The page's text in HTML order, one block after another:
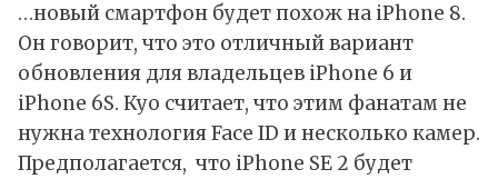
…новый смартфон будет похож на iPhone 8.
Он говорит, что это отличный вариант
обновления для владельцев iPhone 6 и
iPhone 6S. Куо считает, что этим фанатам не
нужна технология Face ID и несколько камер.
Предполагается, что iPhone SE 2 будет